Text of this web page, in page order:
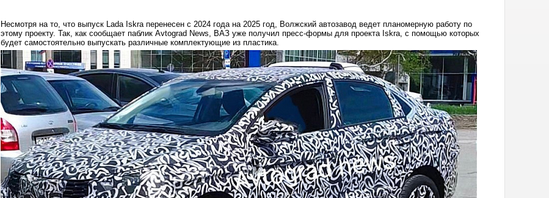
Несмотря на то, что выпуск Lada Iskra перенесен с 2024 года на 2025 год, Волжский автозавод ведет планомерную работу по
этому проекту. Так, как сообщает паблик Avtograd News, ВАЗ уже получил пресс-формы для проекта Iskra, с помощью которых
будет самостоятельно выпускать различные комплектующие из пластика.